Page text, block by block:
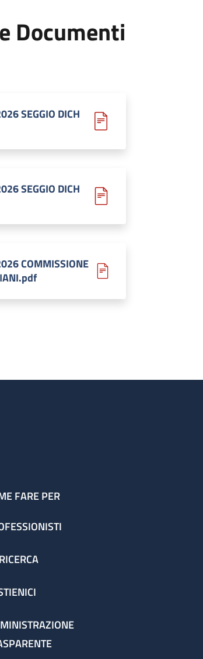
Documenti
SEGGIO DICH
SEGGIO DICH
COMMISSIONE
FARE PER